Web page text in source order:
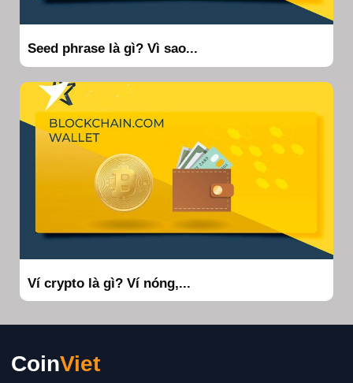
Seed phrase là gì? Vì sao...
Ví crypto là gì? Ví nóng,...
CoinViet